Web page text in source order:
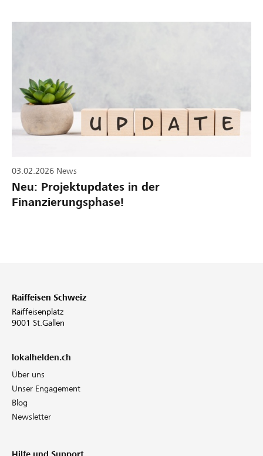
03.02.2026 News
Neu: Projektupdates in der
Finanzierungsphase!
Raiffeisen Schweiz
Raiffeisenplatz
9001 St.Gallen
lokalhelden.ch
Über uns
Unser Engagement
Blog
Newsletter
Hilfe und Support